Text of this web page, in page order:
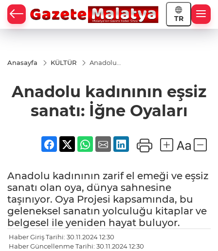
TR
Anasayfa KÜLTÜR
Anadolu
İğne
Oyaları
Anadolu kadınının eşsiz
sanatı: İğne Oyaları
Anadolu kadınının zarif el emeği ve eşsiz
sanatı olan oya, dünya sahnesine
taşınıyor. Oya Projesi kapsamında, bu
geleneksel sanatın yolculuğu kitaplar ve
belgesel ile yeniden hayat buluyor.
Haber Giriş Tarihi: 30.11.2024 12:30
Haber Güncellenme Tarihi: 30.11.2024 12:30